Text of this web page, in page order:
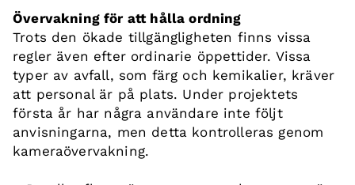
Övervakning för att hålla ordning
Trots den ökade tillgängligheten finns vissa
regler även efter ordinarie öppettider. Vissa
typer av avfall, som färg och kemikalier, kräver
att personal är på plats. Under projektets
första år har några användare inte följt
anvisningarna, men detta kontrolleras genom
kameraövervakning.